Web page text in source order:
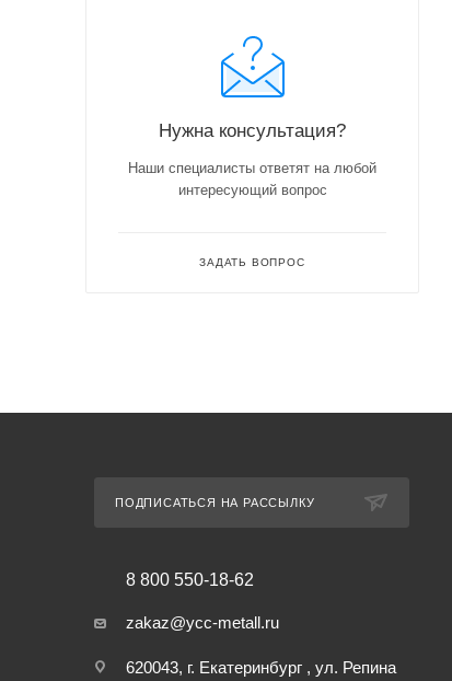
Нужна консультация?
Наши специалисты ответят на любой
интересующий вопрос
ЗАДАТЬ ВОПРОС
ПОДПИСАТЬСЯ НА РАССЫЛКУ
8 800 550-18-62
zakaz@ycc-metall.ru
620043, г. Екатеринбург , ул. Репина